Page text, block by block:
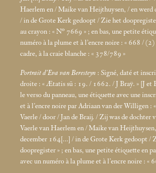
Haerlem en / Maike van Heijthuysen, / en werd
/ in de Grote Kerk gedoopt / Zie het
au crayon : «N° 7669 » ; en bas, une petite
numéro à la plume et à l’encre noire : « 668 / (2)
cadre, à la craie blanche : « 378/789 »
Portrait d’Eva van Beresteyn : Signé, daté et
droite : «Ætatis sū : 19. / 1662. / J Braÿ. » [J et
le verso du panneau, une étiquette avec une
et à l’encre noire par Adriaan van der Willigen : «
Vaerle / door / Jan de Braij. / Zij was de dochter
Vaerle van Haerlem en / Maike van
december 164[…] / in de Grote Kerk gedoopt /
doopregister» ; en bas, une petite étiquette en
avec un numéro à la plume et à l’encre noire : «